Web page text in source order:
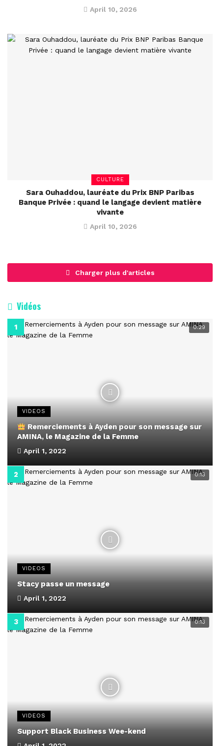
April 10, 2026
CULTURE
Sara Ouhaddou, lauréate du Prix BNP Paribas
Banque Privée : quand le langage devient matière
vivante
April 10, 2026
Charger plus d'articles
Vidéos
0:29
VIDEOS
Remerciements à Ayden pour son message sur
AMINA, le Magazine de la Femme
April 1, 2022
0:13
VIDEOS
Stacy passe un message
April 1, 2022
0:13
VIDEOS
Support Black Business Wee-kend